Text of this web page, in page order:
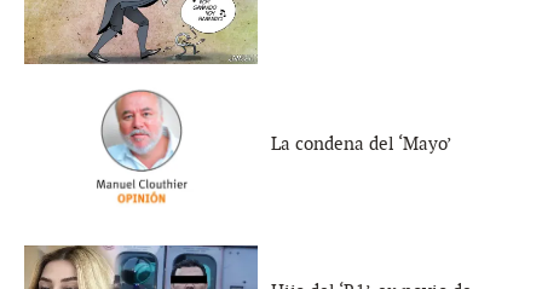
La condena del ‘Mayo’